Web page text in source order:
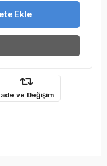
Ekle
ve Değişim